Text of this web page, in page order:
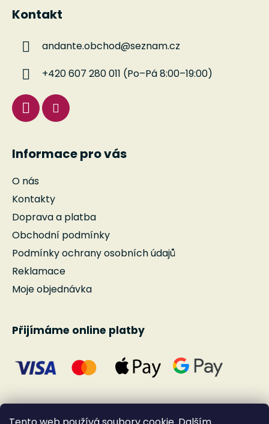
Kontakt
andante.obchod@seznam.cz
+420 607 280 011 (Po–Pá 8:00–19:00)
Informace pro vás
O nás
Kontakty
Doprava a platba
Obchodní podmínky
Podmínky ochrany osobních údajů
Reklamace
Moje objednávka
Přijímáme online platby